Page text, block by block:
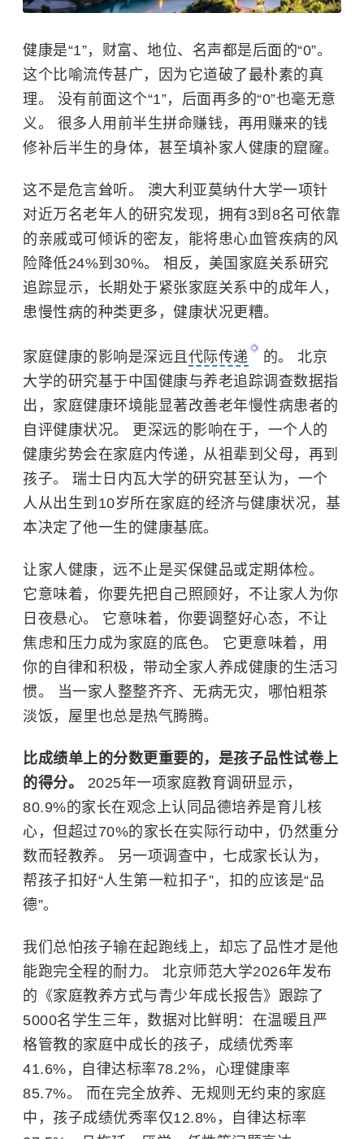
健康是“1”，财富、地位、名声都是后面的“0”。
这个比喻流传甚广，因为它道破了最朴素的真
理。 没有前面这个“1”，后面再多的“0”也毫无意
义。 很多人用前半生拼命赚钱，再用赚来的钱
修补后半生的身体，甚至填补家人健康的窟窿。
这不是危言耸听。 澳大利亚莫纳什大学一项针
对近万名老年人的研究发现，拥有3到8名可依靠
的亲戚或可倾诉的密友，能将患心血管疾病的风
险降低24%到30%。 相反，美国家庭关系研究
追踪显示，长期处于紧张家庭关系中的成年人，
患慢性病的种类更多，健康状况更糟。
家庭健康的影响是深远且代际传递 的。 北京
大学的研究基于中国健康与养老追踪调查数据指
出，家庭健康环境能显著改善老年慢性病患者的
自评健康状况。 更深远的影响在于，一个人的
健康劣势会在家庭内传递，从祖辈到父母，再到
孩子。 瑞士日内瓦大学的研究甚至认为，一个
人从出生到10岁所在家庭的经济与健康状况，基
本决定了他一生的健康基底。
让家人健康，远不止是买保健品或定期体检。
它意味着，你要先把自己照顾好，不让家人为你
日夜悬心。 它意味着，你要调整好心态，不让
焦虑和压力成为家庭的底色。 它更意味着，用
你的自律和积极，带动全家人养成健康的生活习
惯。 当一家人整整齐齐、无病无灾，哪怕粗茶
淡饭，屋里也总是热气腾腾。
比成绩单上的分数更重要的，是孩子品性试卷上
的得分。 2025年一项家庭教育调研显示，
80.9%的家长在观念上认同品德培养是育儿核
心，但超过70%的家长在实际行动中，仍然重分
数而轻教养。 另一项调查中，七成家长认为，
帮孩子扣好“人生第一粒扣子”，扣的应该是“品
德”。
我们总怕孩子输在起跑线上，却忘了品性才是他
能跑完全程的耐力。 北京师范大学2026年发布
的《家庭教养方式与青少年成长报告》跟踪了
5000名学生三年，数据对比鲜明：在温暖且严
格管教的家庭中成长的孩子，成绩优秀率
41.6%，自律达标率78.2%，心理健康率
85.7%。 而在完全放养、无规则无约束的家庭
中，孩子成绩优秀率仅12.8%，自律达标率